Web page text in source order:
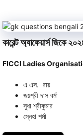
কারেন্ট অ্যাফেয়ার্স
FICCI Ladies
এ এস. রায়
জয়শ্রী দাস বর্মা
সুধা শ্রীকুমার
স্নেহা শর্মা